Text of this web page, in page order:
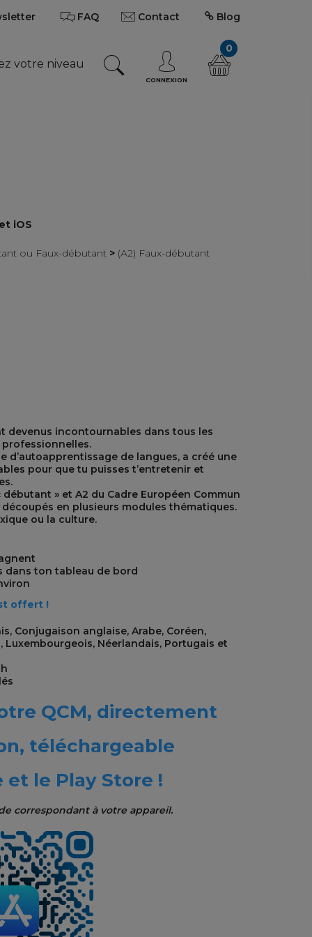
FAQ Contact Blog
votre niveau
CONNEXION
0
iOS
ou Faux-débutant >(A2) Faux-débutant
devenus incontournables dans tous les
de langues, a créé une
pour que tu puisses t’entretenir et
» et A2 du Cadre Européen Commun
découpés en plusieurs modules thématiques.
ou la culture.
dans ton tableau de bord
offert !
Conjugaison anglaise, Arabe, Coréen,
Luxembourgeois, Néerlandais, Portugais et
QCM, directement
téléchargeable
et le Play Store !
correspondant à votre appareil.